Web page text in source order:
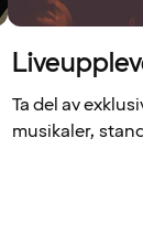
Ta del av
musikaler,